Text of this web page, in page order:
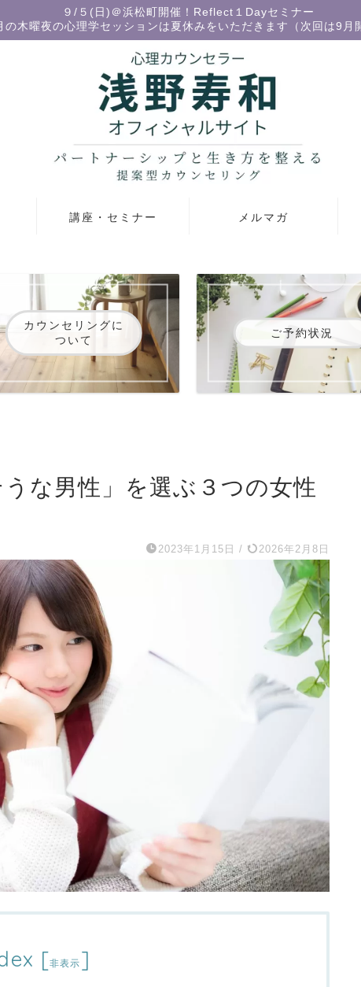
９/５(日)＠浜松町開催！Reflect１Dayセミナー
の木曜夜の心理学セッションは夏休みをいただきます（次回は9月
講座・セミナー メルマガ
カウンセリングに
ついて
ご予約状況
な男性」を選ぶ３つの女性
2023年1月15日 / 2026年2月8日
[非表示 ]